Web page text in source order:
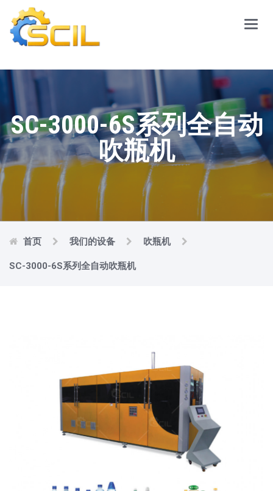
Main
Menu
SC-3000-6S系列全自动
吹瓶机
首页 我们的设备 吹瓶机
SC-3000-6S系列全自动吹瓶机